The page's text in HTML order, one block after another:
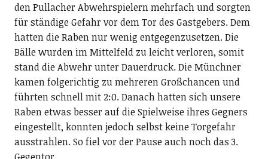
den Pullacher Abwehrspielern mehrfach und sorgten
für ständige Gefahr vor dem Tor des Gastgebers. Dem
hatten die Raben nur wenig entgegenzusetzen. Die
Bälle wurden im Mittelfeld zu leicht verloren, somit
stand die Abwehr unter Dauerdruck. Die Münchner
kamen folgerichtig zu mehreren Großchancen und
führten schnell mit 2:0. Danach hatten sich unsere
Raben etwas besser auf die Spielweise ihres Gegners
eingestellt, konnten jedoch selbst keine Torgefahr
ausstrahlen. So fiel vor der Pause auch noch das 3.